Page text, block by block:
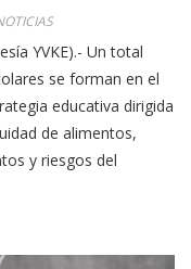
YVKE).- Un total
se forman en el
educativa dirigida
de alimentos,
y riesgos del